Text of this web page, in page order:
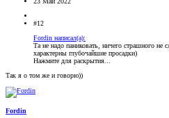
#12
Fordin написал(а):
Та не надо паниковать, ничего страшного не
характерны глубочайшие просадки)
Нажмите для раскрытия...
Так я о том же и говорю))
Fordin